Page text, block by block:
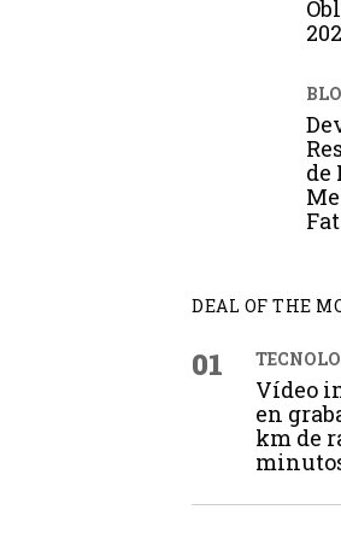
de
DEAL OF THE
01
Vídeo
en
km de